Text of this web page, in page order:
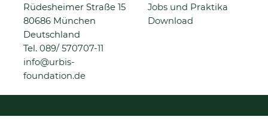
Rüdesheimer Straße 15
80686 München
Deutschland
Tel.089/ 570707-11
info@urbis-
foundation.de
überspringen
Jobs und Praktika
Download